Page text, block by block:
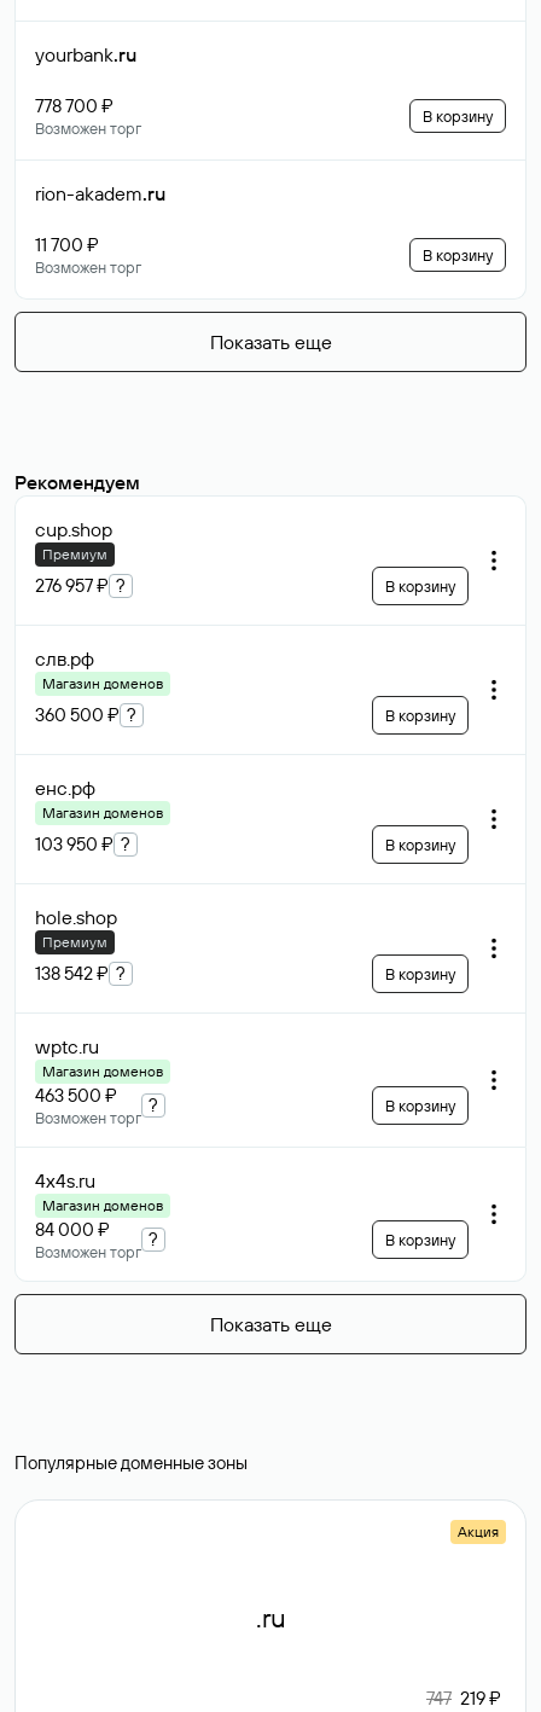
yourbank.ru
778 700 ₽
Возможен торг
В корзину
rion-akadem.ru
11 700 ₽
Возможен торг
В корзину
Показать еще
Рекомендуем
cup.shop
Премиум
276 957 ₽ ? В корзину
слв.рф
Магазин доменов
360 500 ₽ ? В корзину
енс.рф
Магазин доменов
103 950 ₽ ? В корзину
hole.shop
Премиум
138 542 ₽ ? В корзину
wptc.ru
Магазин доменов
463 500 ₽
Возможен торг
? В корзину
4x4s.ru
Магазин доменов
84 000 ₽
Возможен торг
? В корзину
Показать еще
Популярные доменные зоны
Акция
.ru
747 219 ₽